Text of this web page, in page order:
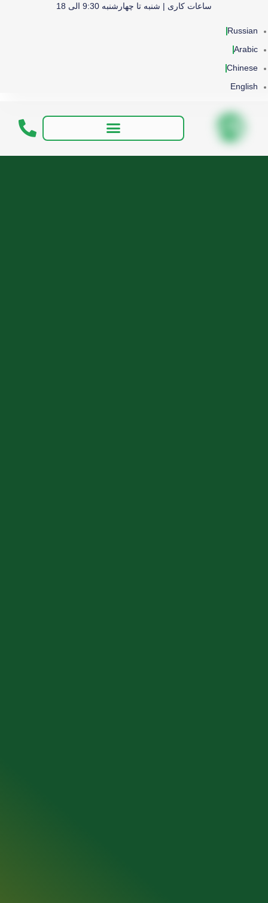
ساعات کاری | شنبه تا چهارشنبه 9:30 الی 18
Russian
Arabic
Chinese
English